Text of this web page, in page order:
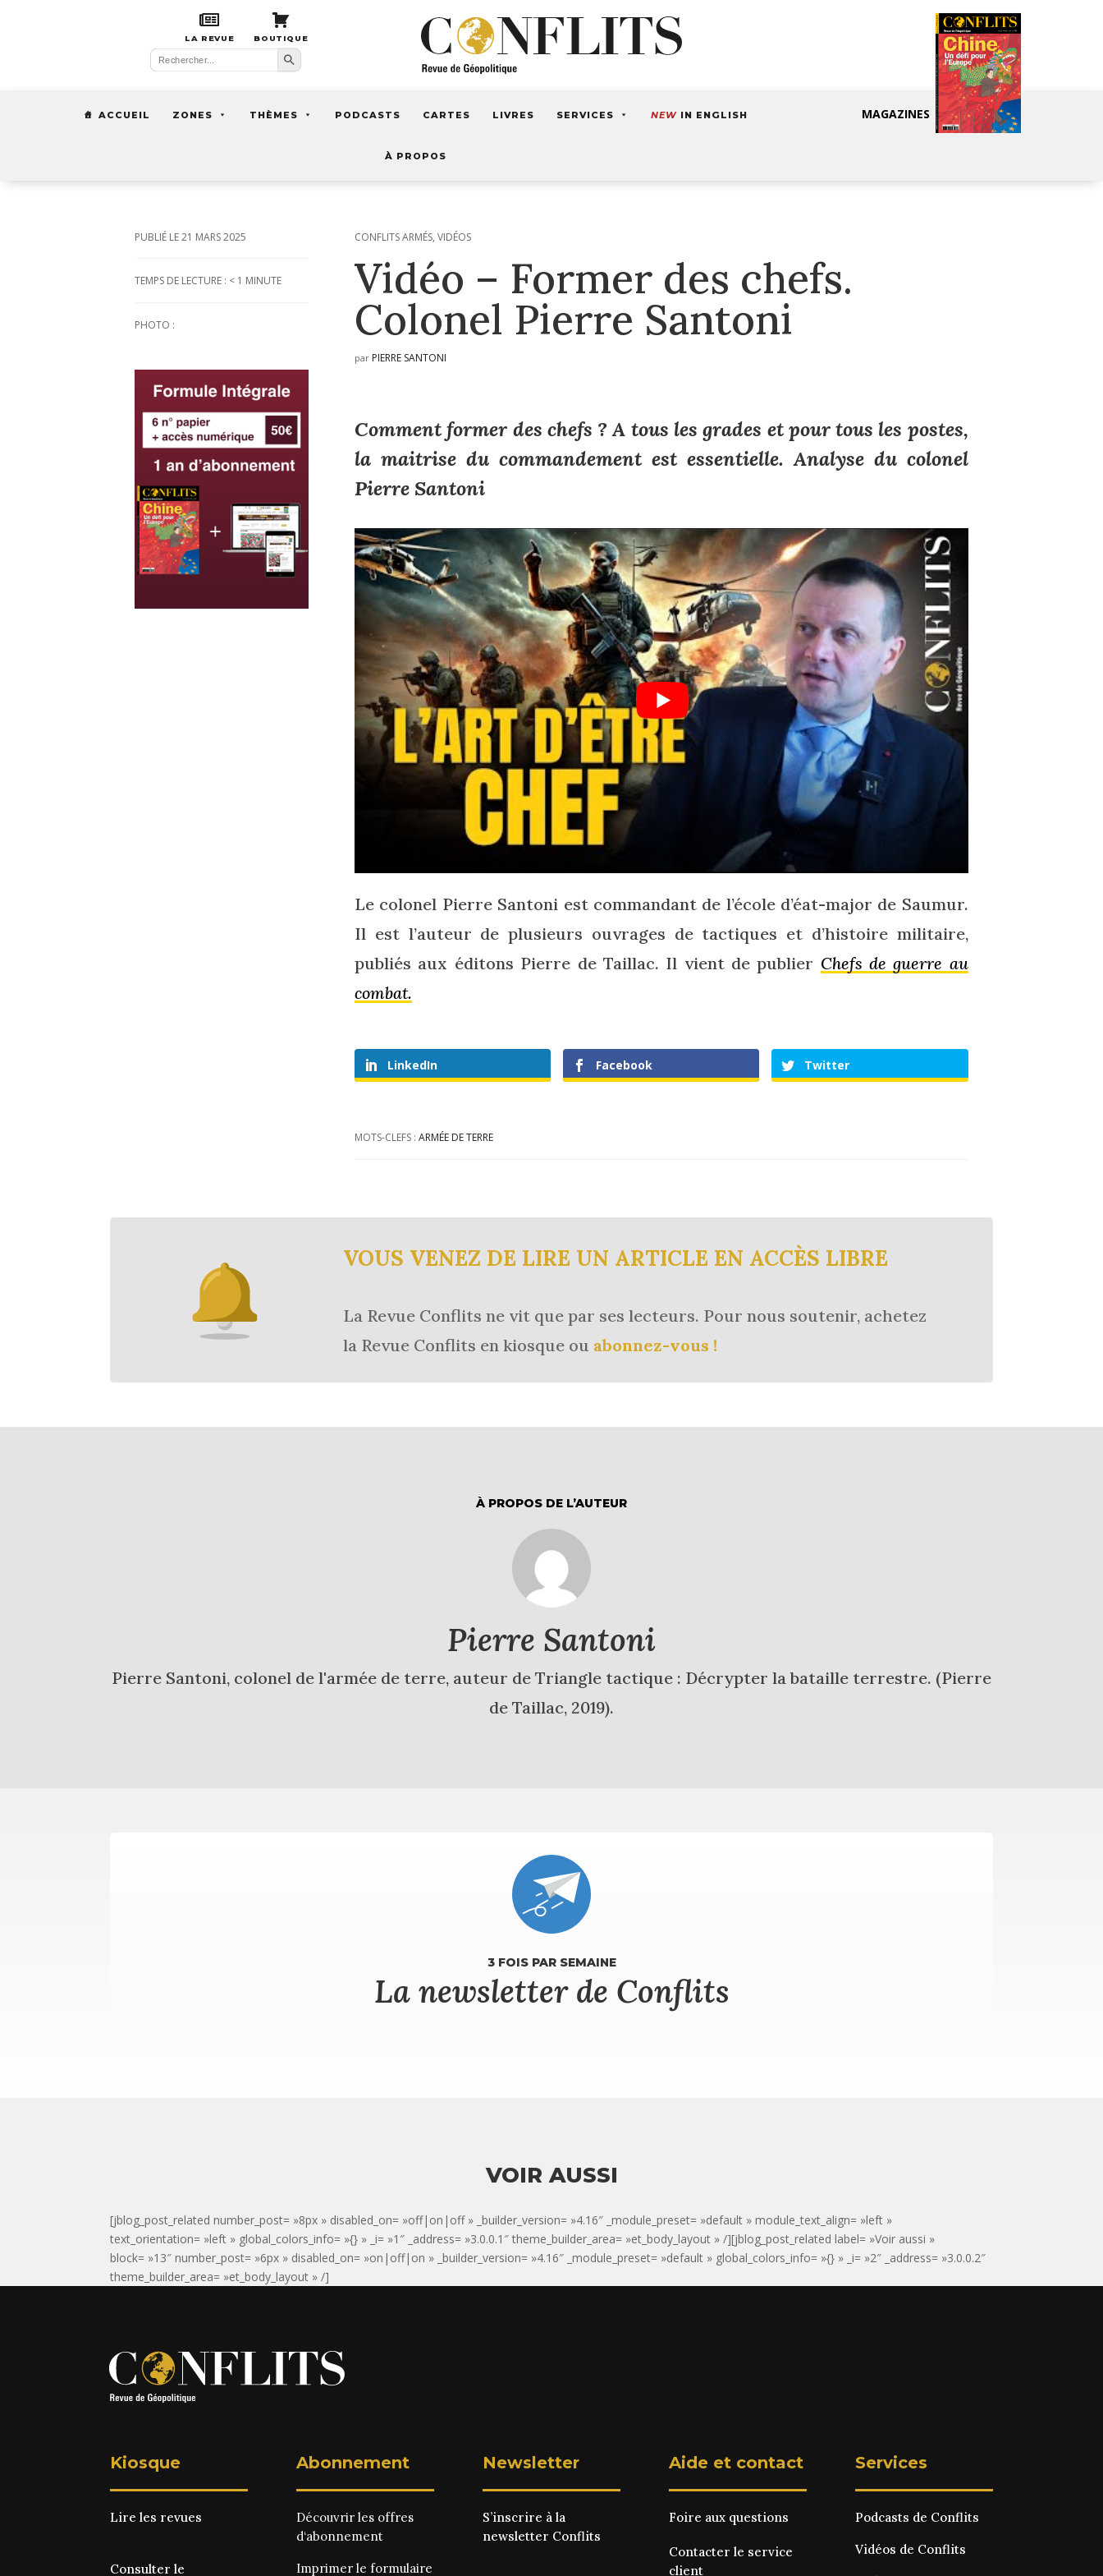
LA REVUE BOUTIQUE
Search
for:
Search Button
ACCUEIL ZONES THÈMES PODCASTS CARTES LIVRES SERVICES NEW IN ENGLISH
À PROPOS
MAGAZINES
21 MARS 2025
TEMPS DE LECTURE : < 1 MINUTE
PHOTO :
CONFLITS ARMÉS,VIDÉOS
Vidéo – Former des chefs.
Colonel Pierre Santoni
par PIERRE SANTONI
Comment former des chefs ? A tous les grades et pour tous les postes,
la maitrise du commandement est essentielle. Analyse du colonel
Pierre Santoni
Le colonel Pierre Santoni est commandant de l’école d’éat-major de Saumur.
Il est l’auteur de plusieurs ouvrages de tactiques et d’histoire militaire,
publiés aux éditons Pierre de Taillac. Il vient de publier Chefs de guerre au
combat.
LinkedIn Facebook Twitter
MOTS-CLEFS :ARMÉE DE TERRE
VOUS VENEZ DE LIRE UN ARTICLE EN ACCÈS LIBRE
La Revue Conflits ne vit que par ses lecteurs. Pour nous soutenir, achetez
la Revue Conflits en kiosque ou abonnez-vous !
À PROPOS DE L’AUTEUR
Pierre Santoni
Pierre Santoni, colonel de l'armée de terre, auteur de Triangle tactique : Décrypter la bataille terrestre. (Pierre
de Taillac, 2019).
3 FOIS PAR SEMAINE
La newsletter de Conflits
VOIR AUSSI
[jblog_post_related number_post= »8px » disabled_on= »off|on|off » _builder_version= »4.16″ _module_preset= »default » module_text_align= »left »
text_orientation= »left » global_colors_info= »{} » _i= »1″ _address= »3.0.0.1″ theme_builder_area= »et_body_layout » /][jblog_post_related label= »Voir aussi »
block= »13″ number_post= »6px » disabled_on= »on|off|on » _builder_version= »4.16″ _module_preset= »default » global_colors_info= »{} » _i= »2″ _address= »3.0.0.2″
theme_builder_area= »et_body_layout » /]
Kiosque
Lire les revues
Consulter le
Abonnement
Découvrir les offres
d‘abonnement
Imprimer leformulaire
Newsletter
S’inscrire à la
newsletter Conflits
Aide et contact
Foire aux questions
Contacter le service
client
Services
Podcasts de Conflits
Vidéos de Conflits